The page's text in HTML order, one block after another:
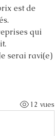
est de
qui
serai ravi(e)
12 vues